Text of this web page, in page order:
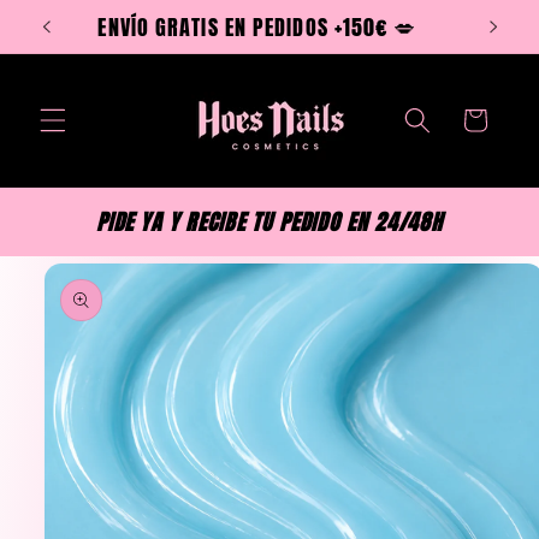
directamente
al contenido
ENVÍO GRATIS EN PEDIDOS +150€ 💋
Carrito
PIDE YA Y RECIBE TU PEDIDO EN 24/48H
directamente
información
del producto